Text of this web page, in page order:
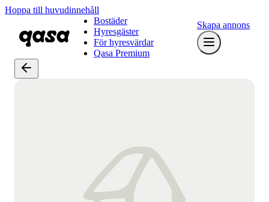
Hoppa till huvudinnehåll
Bostäder
Hyresgäster
För hyresvärdar
Qasa Premium
Skapa annons